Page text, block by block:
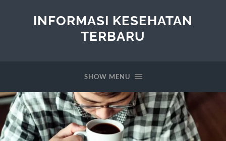
INFORMASI KESEHATAN
TERBARU
SHOW MENU